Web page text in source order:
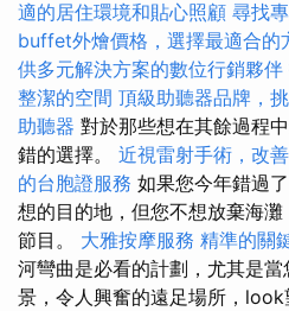
適的居住環境和貼心照顧 尋找
buffet外燴價格，選擇最適合的
供多元解決方案的數位行銷夥伴
整潔的空間 頂級助聽器品牌，
助聽器 對於那些想在其餘過程
錯的選擇。 近視雷射手術，改
的台胞證服務 如果您今年錯過
想的目的地，但您不想放棄海
節目。 大雅按摩服務 精準的關
河彎曲是必看的計劃，尤其是
景，令人興奮的遠足場所，look